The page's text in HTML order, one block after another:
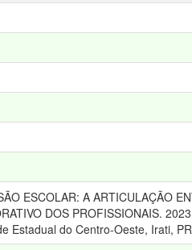
ESCOLAR: A ARTICULAÇÃO
DOS PROFISSIONAIS.
Estadual do Centro-Oeste, Irati,